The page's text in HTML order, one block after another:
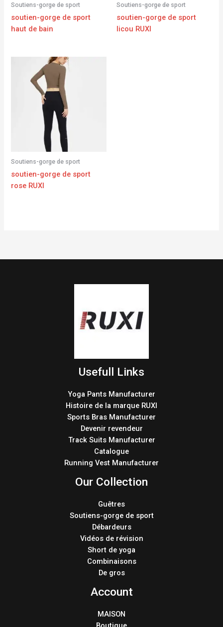
Soutiens-gorge de sport
soutien-gorge de sport
haut de bain
Soutiens-gorge de sport
soutien-gorge de sport
licou RUXI
Soutiens-gorge de sport
soutien-gorge de sport
rose RUXI
Usefull Links
Yoga Pants Manufacturer
Histoire de la marque RUXI
Sports Bras Manufacturer
Devenir revendeur
Track Suits Manufacturer
Catalogue
Running Vest Manufacturer
Our Collection
Guêtres
Soutiens-gorge de sport
Débardeurs
Vidéos de révision
Short de yoga
Combinaisons
De gros
Account
MAISON